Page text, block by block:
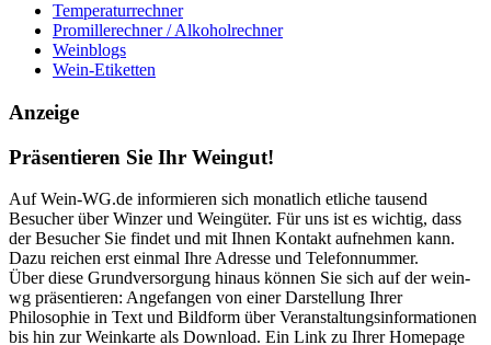
Temperaturrechner
Promillerechner / Alkoholrechner
Weinblogs
Wein-Etiketten
Anzeige
Präsentieren Sie Ihr Weingut!
Auf Wein-WG.de informieren sich monatlich etliche tausend
Besucher über Winzer und Weingüter. Für uns ist es wichtig, dass
der Besucher Sie findet und mit Ihnen Kontakt aufnehmen kann.
Dazu reichen erst einmal Ihre Adresse und Telefonnummer.
Über diese Grundversorgung hinaus können Sie sich auf der wein-
wg präsentieren: Angefangen von einer Darstellung Ihrer
Philosophie in Text und Bildform über Veranstaltungsinformationen
bis hin zur Weinkarte als Download. Ein Link zu Ihrer Homepage